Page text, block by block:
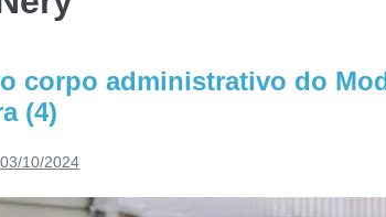
corpo administrativo do
(4)
03/10/2024